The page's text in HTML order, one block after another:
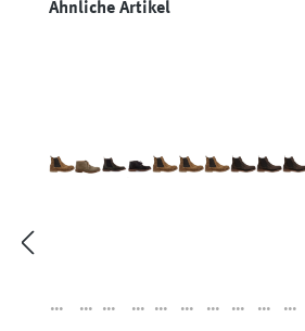
Produktgalerie überspringen
Ähnliche Artikel
Bit
Gr
Bit
Gr
Bit
Bit
Bit
Bit
Bit
Bit